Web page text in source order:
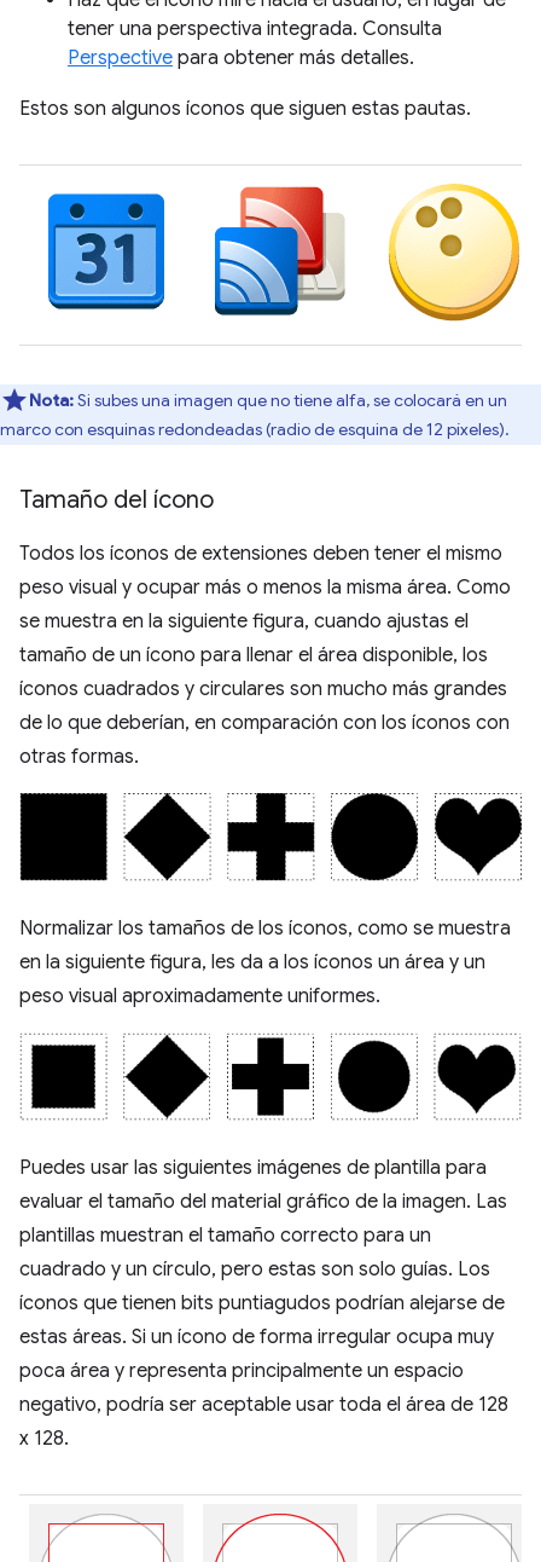
tener una perspectiva integrada. Consulta
Perspective para obtener más detalles.
Estos son algunos íconos que siguen estas pautas.
Nota:Si subes una imagen que no tiene alfa, se colocará en un
marco con esquinas redondeadas (radio de esquina de 12 píxeles).
Tamaño del ícono
Todos los íconos de extensiones deben tener el mismo
peso visual y ocupar más o menos la misma área. Como
se muestra en la siguiente figura, cuando ajustas el
tamaño de un ícono para llenar el área disponible, los
íconos cuadrados y circulares son mucho más grandes
de lo que deberían, en comparación con los íconos con
otras formas.
Normalizar los tamaños de los íconos, como se muestra
en la siguiente figura, les da a los íconos un área y un
peso visual aproximadamente uniformes.
Puedes usar las siguientes imágenes de plantilla para
evaluar el tamaño del material gráfico de la imagen. Las
plantillas muestran el tamaño correcto para un
cuadrado y un círculo, pero estas son solo guías. Los
íconos que tienen bits puntiagudos podrían alejarse de
estas áreas. Si un ícono de forma irregular ocupa muy
poca área y representa principalmente un espacio
negativo, podría ser aceptable usar toda el área de 128
x 128.